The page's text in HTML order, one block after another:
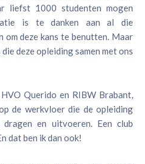
liefst 1000 studenten mogen
is te danken aan al die
om deze kans te benutten. Maar
deze opleiding samen met ons
Querido en RIBW Brabant,
de werkvloer die de opleiding
en uitvoeren. Een club
dat ben ik dan ook!